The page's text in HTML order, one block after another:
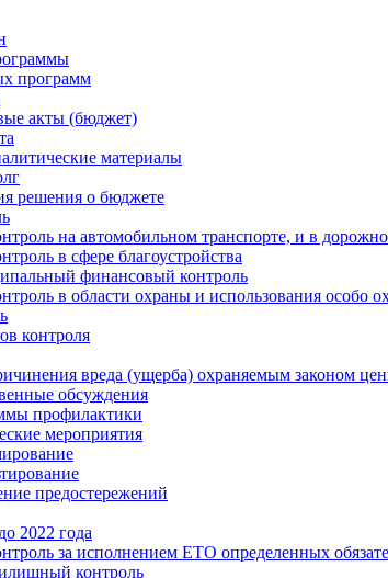
программ
акты (бюджет)
материалы
решения о бюджете
на автомобильном транспорте, и в
в сфере благоустройства
финансовый контроль
в области охраны и использования особо
контроля
вреда (ущерба) охраняемым законом
обсуждения
профилактики
мероприятия
предостережений
2022 года
за исполнением ЕТО определенных
контроль